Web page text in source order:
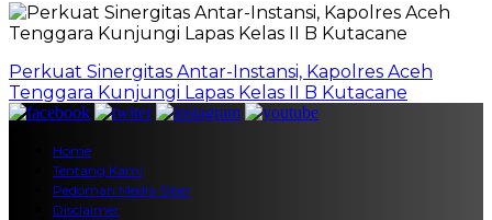
Perkuat Sinergitas Antar-Instansi, Kapolres Aceh
Tenggara Kunjungi Lapas Kelas II B Kutacane
Home
Tentang Kami
Pedoman Media Siber
Disclaimer